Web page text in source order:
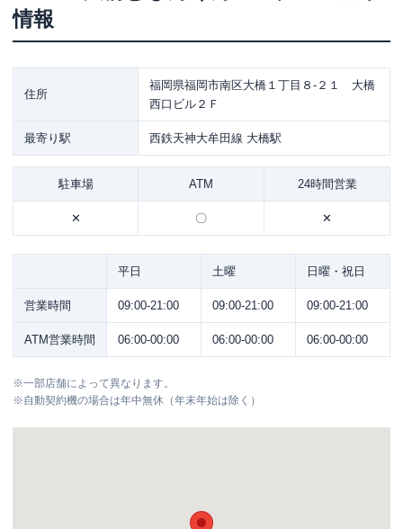
情報
住所
福岡県福岡市南区大橋１丁目８-２１ 大橋
西口ビル２Ｆ
最寄り駅 西鉄天神大牟田線 大橋駅
駐車場 ATM 24時間営業
✕ 〇 ✕
平日 土曜 日曜・祝日
営業時間 09:00-21:00 09:00-21:00 09:00-21:00
ATM営業時間 06:00-00:00 06:00-00:00 06:00-00:00
※一部店舗によって異なります。
※自動契約機の場合は年中無休（年末年始は除く）